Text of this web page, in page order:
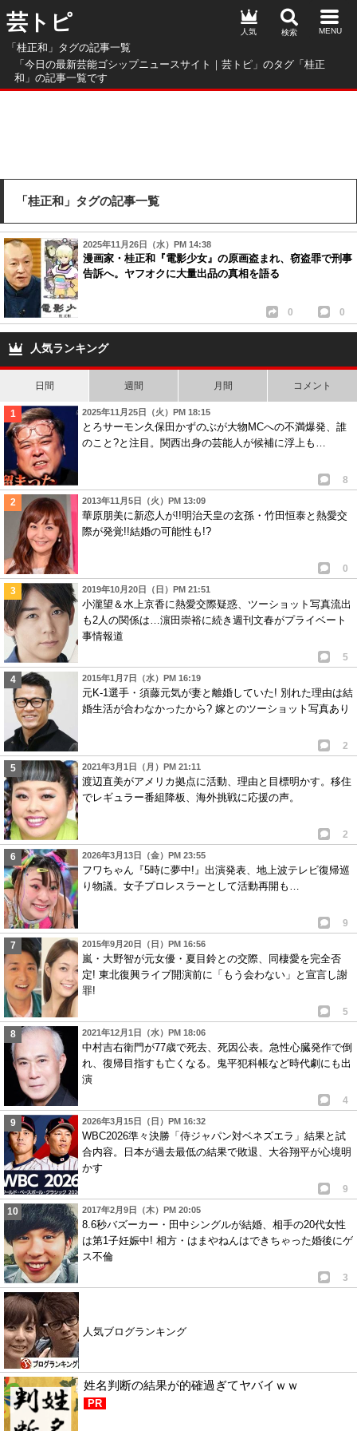
芸トピ
「桂正和」タグの記事一覧
「今日の最新芸能ゴシップニュースサイト｜芸トピ」のタグ「桂正
和」の記事一覧です
人気
「桂正和」タグの記事一覧
2025年11月26日（水）PM 14:38
漫画家・桂正和『電影少女』の原画盗まれ、窃盗罪で刑事
告訴へ。ヤフオクに大量出品の真相を語る
0 0
人気ランキング
日間 週間 月間 コメント
2025年11月25日（火）PM 18:15
とろサーモン久保田かずのぶが大物MCへの不満爆発、誰
のこと?と注目。関西出身の芸能人が候補に浮上も…
8
2013年11月5日（火）PM 13:09
華原朋美に新恋人が!!明治天皇の玄孫・竹田恒泰と熱愛交
際が発覚!!結婚の可能性も!?
0
2019年10月20日（日）PM 21:51
小瀧望＆水上京香に熱愛交際疑惑、ツーショット写真流出
も2人の関係は…濵田崇裕に続き週刊文春がプライベート
事情報道
5
2015年1月7日（水）PM 16:19
元K-1選手・須藤元気が妻と離婚していた! 別れた理由は結
婚生活が合わなかったから? 嫁とのツーショット写真あり
2
2021年3月1日（月）PM 21:11
渡辺直美がアメリカ拠点に活動、理由と目標明かす。移住
でレギュラー番組降板、海外挑戦に応援の声。
2
2026年3月13日（金）PM 23:55
フワちゃん『5時に夢中!』出演発表、地上波テレビ復帰巡
り物議。女子プロレスラーとして活動再開も…
9
2015年9月20日（日）PM 16:56
嵐・大野智が元女優・夏目鈴との交際、同棲愛を完全否
定! 東北復興ライブ開演前に「もう会わない」と宣言し謝
罪!
5
2021年12月1日（水）PM 18:06
中村吉右衛門が77歳で死去、死因公表。急性心臓発作で倒
れ、復帰目指すも亡くなる。鬼平犯科帳など時代劇にも出
演
4
2026年3月15日（日）PM 16:32
WBC2026準々決勝「侍ジャパン対ベネズエラ」結果と試
合内容。日本が過去最低の結果で敗退、大谷翔平が心境明
かす
9
2017年2月9日（木）PM 20:05
8.6秒バズーカー・田中シングルが結婚、相手の20代女性
は第1子妊娠中! 相方・はまやねんはできちゃった婚後にゲ
ス不倫
3
人気ブログランキング
姓名判断の結果が的確過ぎてヤバイｗｗ
PR